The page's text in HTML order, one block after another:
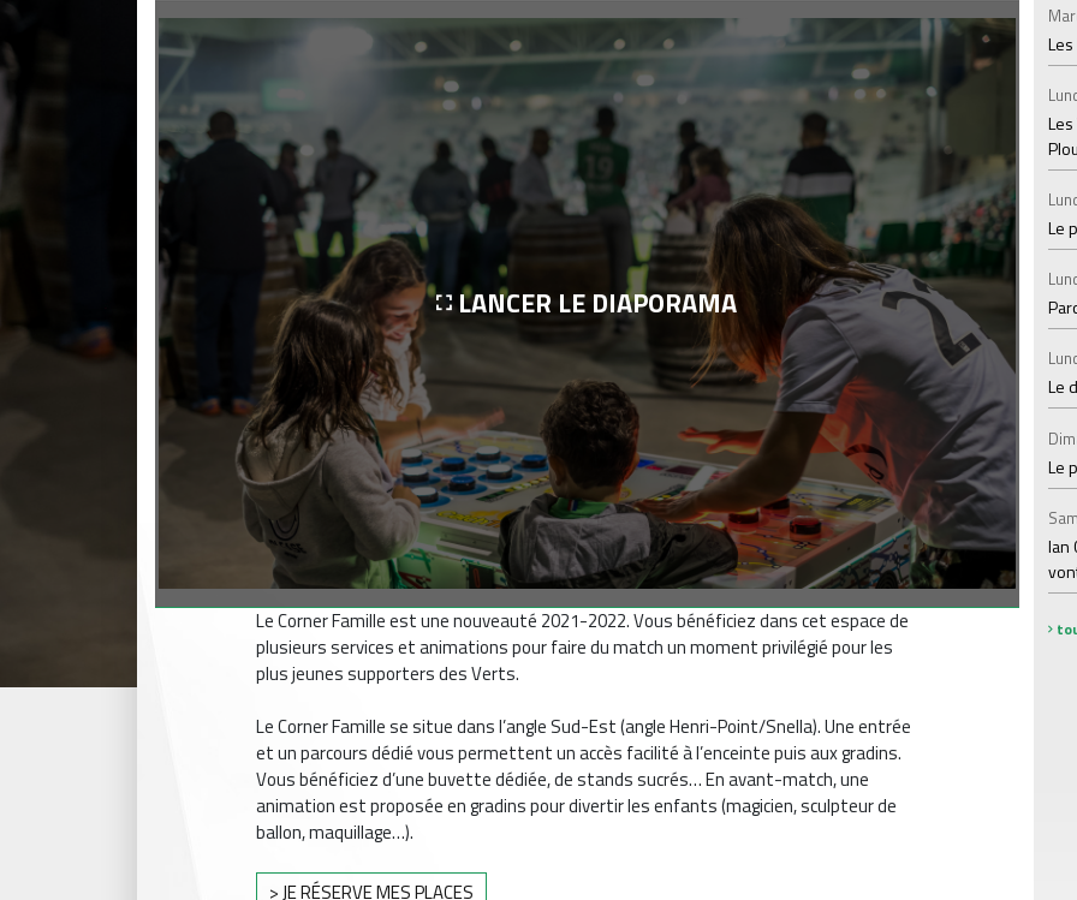
LANCER LE DIAPORAMA
Le Corner Famille est une nouveauté 2021-2022. Vous bénéficiez dans cet espace de
plusieurs services et animations pour faire du match un moment privilégié pour les
plus jeunes supporters des Verts.
Le Corner Famille se situe dans l’angle Sud-Est (angle Henri-Point/Snella). Une entrée
et un parcours dédié vous permettent un accès facilité à l’enceinte puis aux gradins.
Vous bénéficiez d’une buvette dédiée, de stands sucrés… En avant-match, une
animation est proposée en gradins pour divertir les enfants (magicien, sculpteur de
ballon, maquillage…).
> JE RÉSERVE MES PLACES
Le
Le
Le
Ian